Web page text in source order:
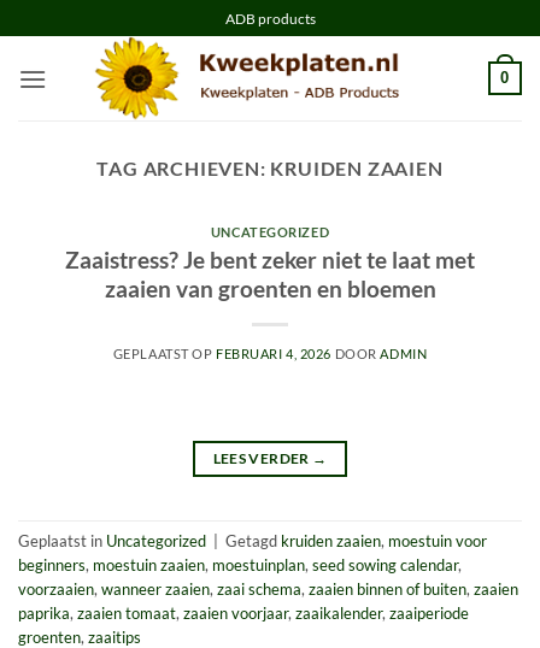
naar
inhoud
ADB products
0
TAG ARCHIEVEN: KRUIDEN ZAAIEN
UNCATEGORIZED
Zaaistress? Je bent zeker niet te laat met
zaaien van groenten en bloemen
GEPLAATST OP FEBRUARI 4, 2026 DOOR ADMIN
LEES VERDER →
Geplaatst in Uncategorized Getagd kruiden zaaien, moestuin voor
beginners, moestuin zaaien, moestuinplan, seed sowing calendar,
voorzaaien, wanneer zaaien, zaai schema, zaaien binnen of buiten, zaaien
paprika, zaaien tomaat, zaaien voorjaar, zaaikalender, zaaiperiode
groenten, zaaitips